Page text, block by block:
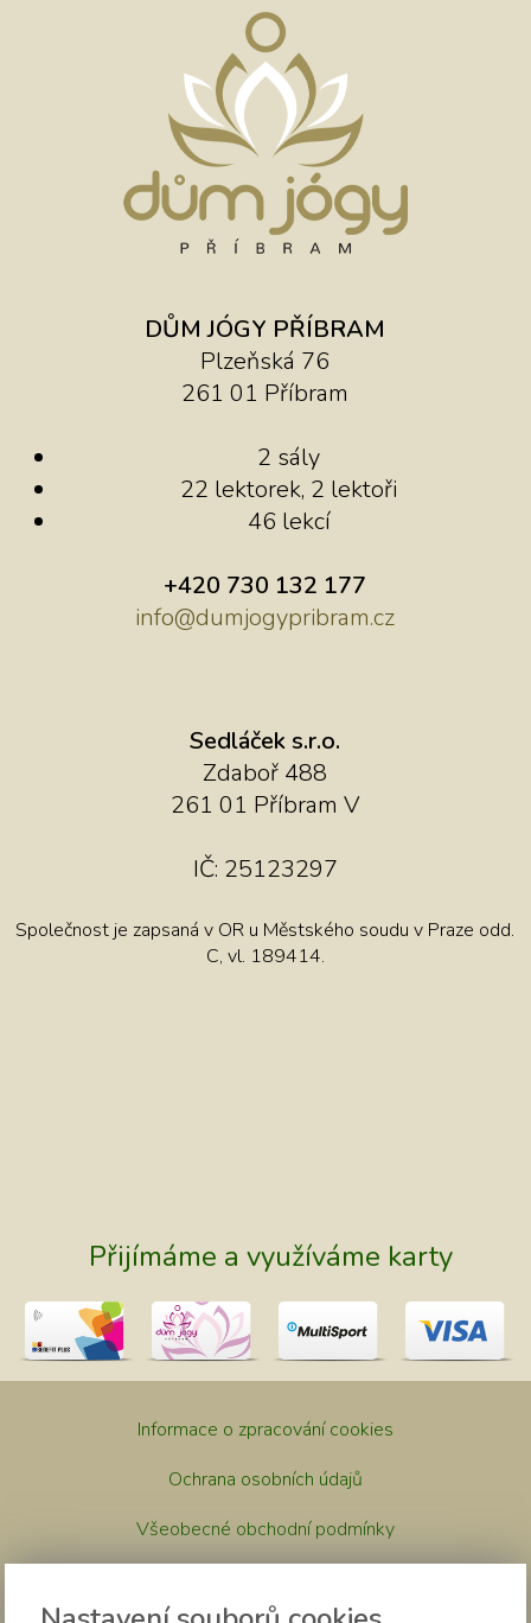
DŮM JÓGY PŘÍBRAM
Plzeňská 76
261 01 Příbram
2 sály
22 lektorek, 2 lektoři
46 lekcí
+420 730 132 177
info@dumjogypribram.cz
Sedláček s.r.o.
Zdaboř 488
261 01 Příbram V
IČ: 25123297
Společnost je zapsaná v OR u Městského soudu v Praze odd.
C, vl. 189414.
Přijímáme a využíváme karty
Informace o zpracování cookies
Ochrana osobních údajů
Všeobecné obchodní podmínky